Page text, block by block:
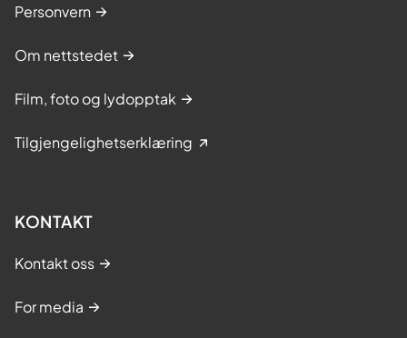
Personvern
Om nettstedet
Film, foto og lydopptak
Tilgjengelighetserklæring
KONTAKT
Kontakt oss
For media